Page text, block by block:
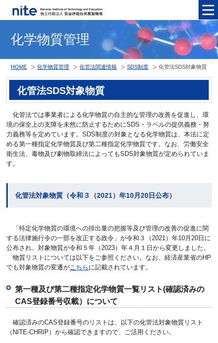
化学物質管理
HOME 化学物質管理 化管法関連情報 SDS制度 化管法SDS対象物質
化管法SDS対象物質
化管法では事業者による化学物質の自主的な管理の改善を促進し、環
境の保全上の支障を未然に防止するためにSDS・ラベルの提供義務・努
力義務等を定めています。SDS制度の対象となる化学物質は、本法に定
める第一種指定化学物質及び第二種指定化学物質です。なお、労働安全
衛生法、毒物及び劇物取締法によってもSDS対象物質が定められていま
す。
化管法対象物質（令和３（2021）年10月20日公布）
「特定化学物質の環境への排出量の把握等及び管理の改善の促進に関
する法律施行令の一部を改正する政令」が令和３（2021）年10月20日に
公布され、対象物質が令和５年（2023）年４月１日から変更しました。
物質リストについては以下をご参照ください。なお、経済産業省のHP
でも対象物質の変遷が こちら に記載されています。
第一種及び第二種指定化学物質一覧リスト(確認済みの
CAS登録番号収載）について
確認済みのCAS登録番号のリストは、以下の化管法対象物質リスト
（NITE-CHRIP）から確認できますので、ご活用ください。